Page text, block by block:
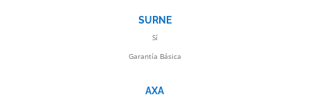
SURNE
Sí
Garantía Básica
AXA